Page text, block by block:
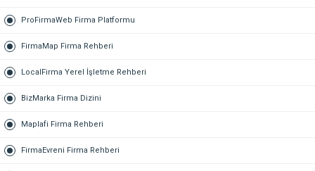
ProFirmaWeb Firma Platformu
FirmaMap Firma Rehberi
LocalFirma Yerel İşletme Rehberi
BizMarka Firma Dizini
Maplafi Firma Rehberi
FirmaEvreni Firma Rehberi